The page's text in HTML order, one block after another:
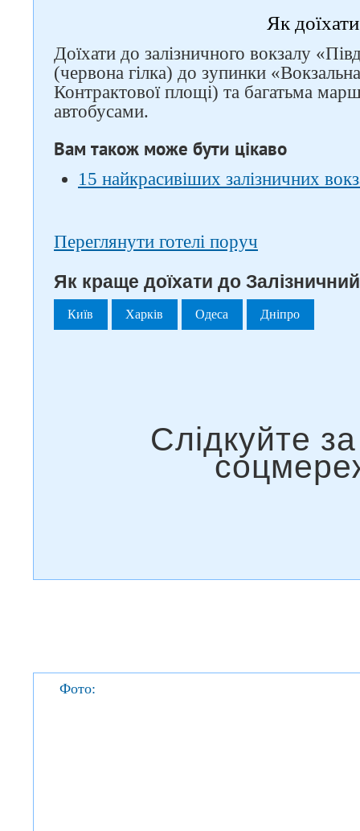
Як доїхати
Доїхати до залізничного вокзалу
(червона гілка) до зупинки
Контрактової площі) та багатьма
автобусами.
Вам також може бути цікаво
15 найкрасивіших залізничних
Переглянути готелі поруч
Як краще доїхати до
Київ Харків Одеса Дніпро
Фото: